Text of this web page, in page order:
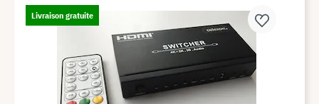
Livraison gratuite